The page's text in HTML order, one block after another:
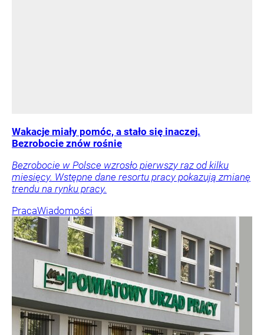
Wakacje miały pomóc, a stało się inaczej.
Bezrobocie znów rośnie
Bezrobocie w Polsce wzrosło pierwszy raz od kilku
miesięcy. Wstępne dane resortu pracy pokazują zmianę
trendu na rynku pracy.
PracaWiadomości